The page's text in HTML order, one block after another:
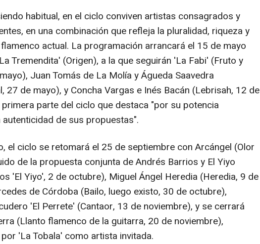
habitual, en el ciclo conviven artistas consagrados y
en una combinación que refleja la pluralidad, riqueza y
actual. La programación arrancará el 15 de mayo
Tremendita' (Origen), a la que seguirán 'La Fabi' (Fruto y
Juan Tomás de La Molía y Águeda Saavedra
27 de mayo), y Concha Vargas e Inés Bacán (Lebrisah, 12 de
primera parte del ciclo que destaca "por su potencia
autenticidad de sus propuestas".
el ciclo se retomará el 25 de septiembre con Arcángel (Olor
de la propuesta conjunta de Andrés Barrios y El Yiyo
'El Yiyo', 2 de octubre), Miguel Ángel Heredia (Heredia, 9 de
de Córdoba (Bailo, luego existo, 30 de octubre),
'El Perrete' (Cantaor, 13 de noviembre), y se cerrará
(Llanto flamenco de la guitarra, 20 de noviembre),
'La Tobala' como artista invitada.